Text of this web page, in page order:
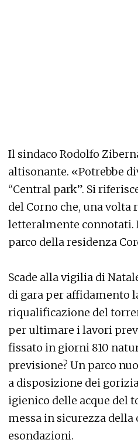
Il sindaco Rodolfo
altisonante. «Potrebbe
“Central park”. Si
del Corno che, una
letteralmente connotati.
parco della residenza
Scade alla vigilia di
di gara per affidamento
riqualificazione del
per ultimare i lavori
fissato in giorni 810
previsione? Un parco
a disposizione dei
igienico delle acque del
messa in sicurezza della
esondazioni.